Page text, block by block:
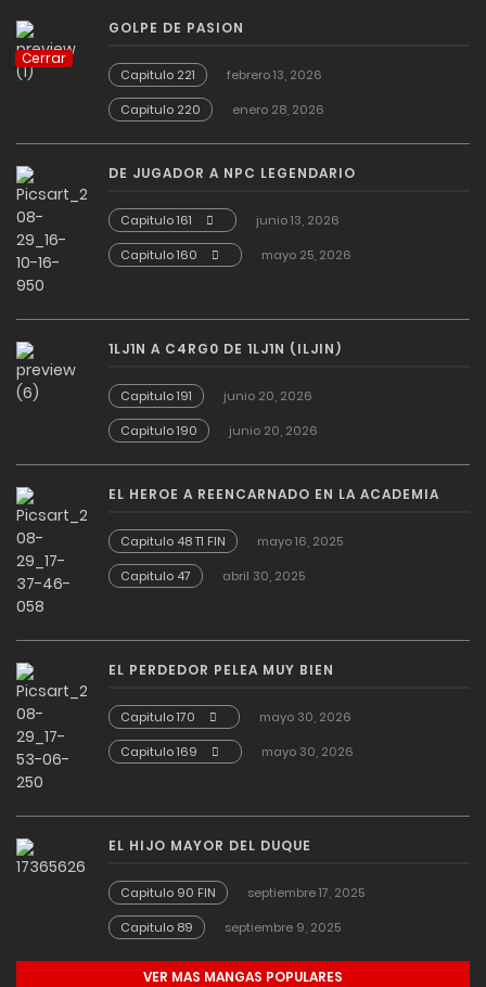
Cerrar
GOLPE DE PASION
Capitulo 221
febrero 13, 2026
Capitulo 220
enero 28, 2026
DE JUGADOR A NPC LEGENDARIO
Capitulo 161
junio 13, 2026
Capitulo 160
mayo 25, 2026
1LJ1N A C4RG0 DE 1LJ1N (ILJIN)
Capitulo 191
junio 20, 2026
Capitulo 190
junio 20, 2026
EL HEROE A REENCARNADO EN LA ACADEMIA
Capitulo 48 T1 FIN
mayo 16, 2025
Capitulo 47
abril 30, 2025
EL PERDEDOR PELEA MUY BIEN
Capitulo 170
mayo 30, 2026
Capitulo 169
mayo 30, 2026
EL HIJO MAYOR DEL DUQUE
Capitulo 90 FIN
septiembre 17, 2025
Capitulo 89
septiembre 9, 2025
VER MAS MANGAS POPULARES